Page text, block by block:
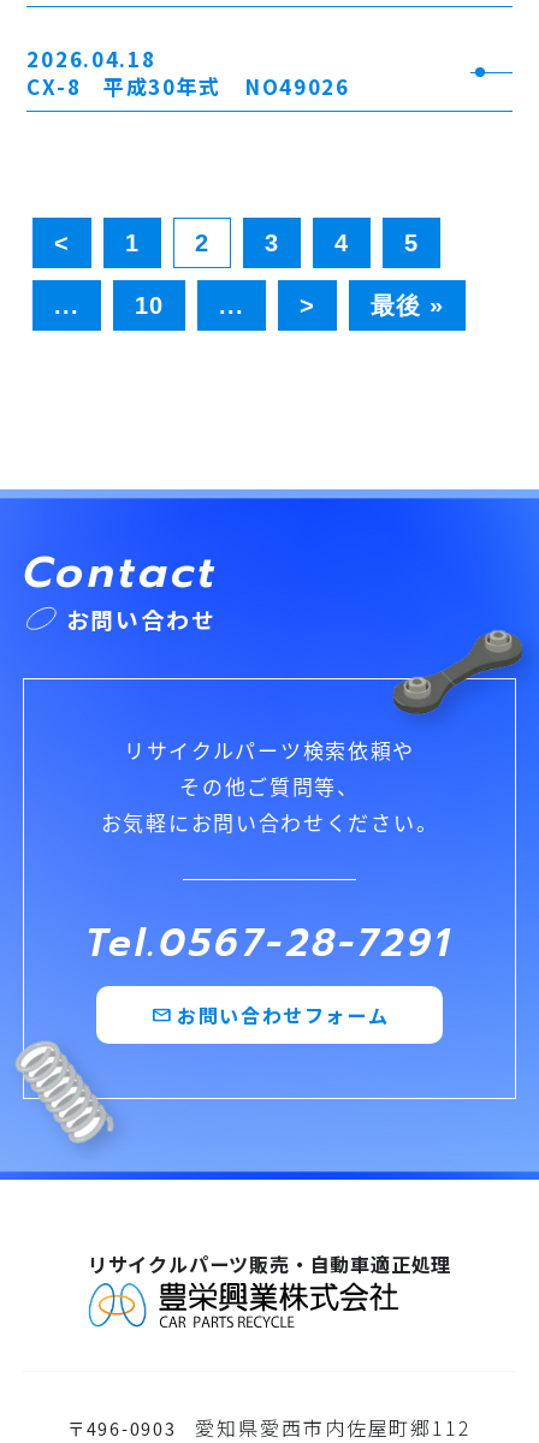
2026.04.18
CX-8 平成30年式 NO49026
< 1 2 3 4 5
... 10 ... > 最後 »
Contact
お問い合わせ
リサイクルパーツ検索依頼や
その他ご質問等、
お気軽にお問い合わせください。
Tel.0567-28-7291
mail お問い合わせフォーム
リサイクルパーツ販売・自動車適正処理
〒496-0903 愛知県愛西市内佐屋町郷112